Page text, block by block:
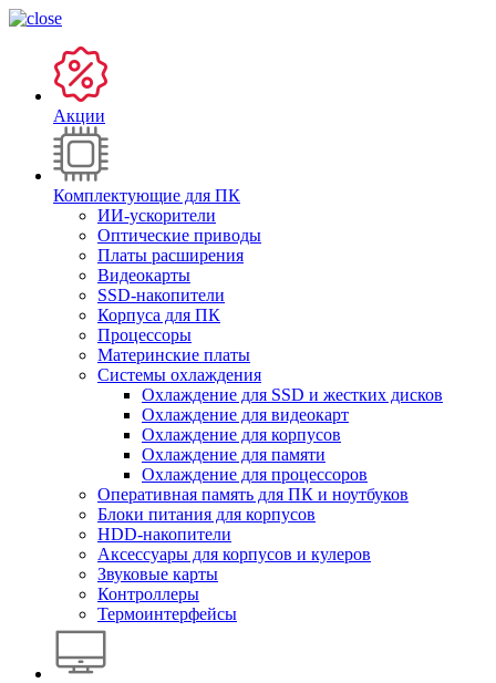
Акции
Комплектующие для ПК
ИИ-ускорители
Оптические приводы
Платы расширения
Видеокарты
SSD-накопители
Корпуса для ПК
Процессоры
Материнские платы
Системы охлаждения
Охлаждение для SSD и жестких дисков
Охлаждение для видеокарт
Охлаждение для корпусов
Охлаждение для памяти
Охлаждение для процессоров
Оперативная память для ПК и ноутбуков
Блоки питания для корпусов
HDD-накопители
Аксессуары для корпусов и кулеров
Звуковые карты
Контроллеры
Термоинтерфейсы